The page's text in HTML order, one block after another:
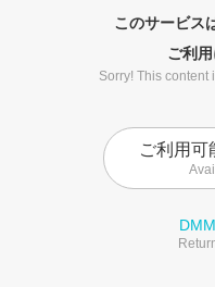
このサービス
ご利用
Sorry! This content
ご利用可